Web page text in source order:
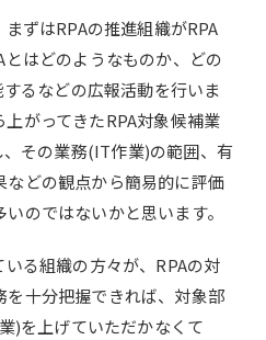
ずはRPAの推進組織がRPA
はどのようなものか、どの
るなどの広報活動を行いま
がってきたRPA対象候補業
その業務(IT作業)の範囲、有
どの観点から簡易的に評価
のではないかと思います。
る組織の方々が、RPAの対
十分把握できれば、対象部
)を上げていただかなくて